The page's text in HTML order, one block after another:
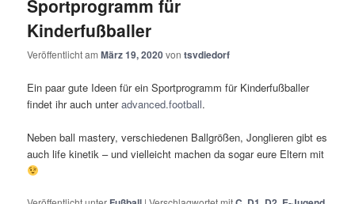
Sportprogramm für
Kinderfußballer
Veröffentlicht amMärz 19, 2020vontsvdiedorf
Ein paar gute Ideen für ein Sportprogramm für Kinderfußballer
findet ihr auch unteradvanced.football.
Neben ball mastery, verschiedenen Ballgrößen, Jonglieren gibt es
auch life kinetik – und vielleicht machen da sogar eure Eltern mit